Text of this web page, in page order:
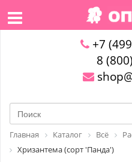
+7
8
Главная Каталог Всё
Хризантема (сорт 'Панда')